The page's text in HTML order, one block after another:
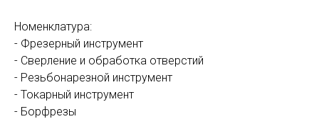
Номенклатура:
- Фрезерный инструмент
- Сверление и обработка отверстий
- Резьбонарезной инструмент
- Токарный инструмент
- Борфрезы